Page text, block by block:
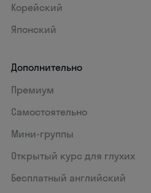
Корейский
Японский
Дополнительно
Премиум
Самостоятельно
Мини-группы
Открытый курс для глухих
Бесплатный английский